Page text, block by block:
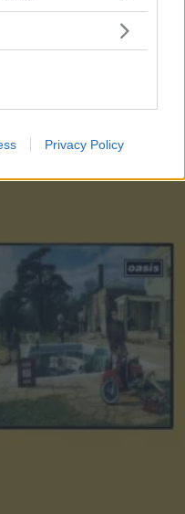
You may click to
in below Google
Privacy Policy